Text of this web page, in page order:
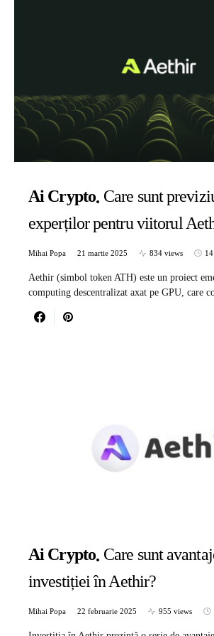
Ai Crypto Care sunt
experților pentru viitorul
Mihai Popa 21 martie 2025 834 views
Aethir (simbol token ATH) este un proiect
computing descentralizat axat pe GPU, care
Ai Crypto Care sunt
investiției în Aethir?
Mihai Popa 22 februarie 2025 955 views